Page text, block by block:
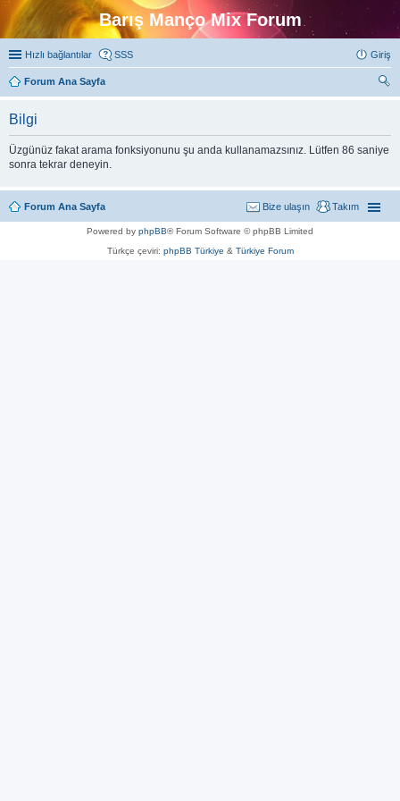
Barış Manço Mix Forum
Hızlı bağlantılar SSS Giriş
Forum Ana Sayfa
Bilgi
Üzgünüz fakat arama fonksiyonunu şu anda kullanamazsınız. Lütfen 86 saniye
sonra tekrar deneyin.
Forum Ana Sayfa Takım
Bize ulaşın
Powered by phpBB® Forum Software © phpBB Limited
Türkçe çeviri: phpBB Türkiye & Türkiye Forum